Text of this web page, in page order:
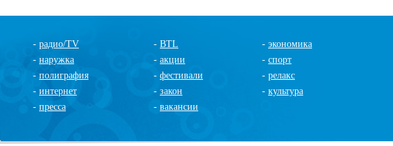
- радио/TV
- наружка
- полиграфия
- интернет
- пресса
- BTL
- акции
- фестивали
- закон
- вакансии
- экономика
- спорт
- релакс
- культура